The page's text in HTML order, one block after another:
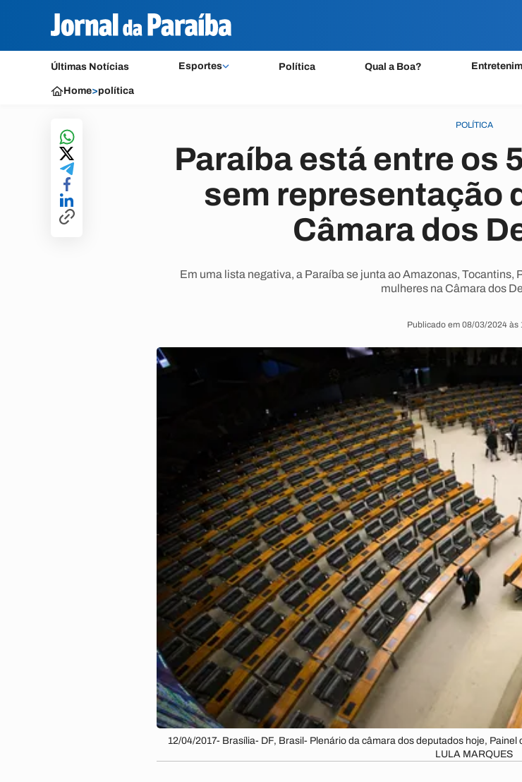
Últimas Notícias Esportes Política Qual a Boa?
Home>política
POLÍTICA
Paraíba está entre os
sem representação
Câmara dos
Em uma lista negativa, a Paraíba se junta ao Amazonas, Tocantins,
mulheres na Câmara dos
Publicado em 08/03/2024 às
12/04/2017- Brasília- DF, Brasil- Plenário da câmara dos deputados hoje,
LULA MARQUES